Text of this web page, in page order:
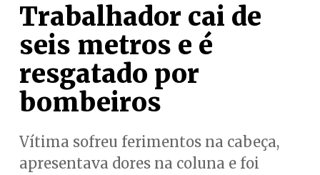
Trabalhador cai de
seis metros e é
resgatado por
bombeiros
Vítima sofreu ferimentos na cabeça,
apresentava dores na coluna e foi